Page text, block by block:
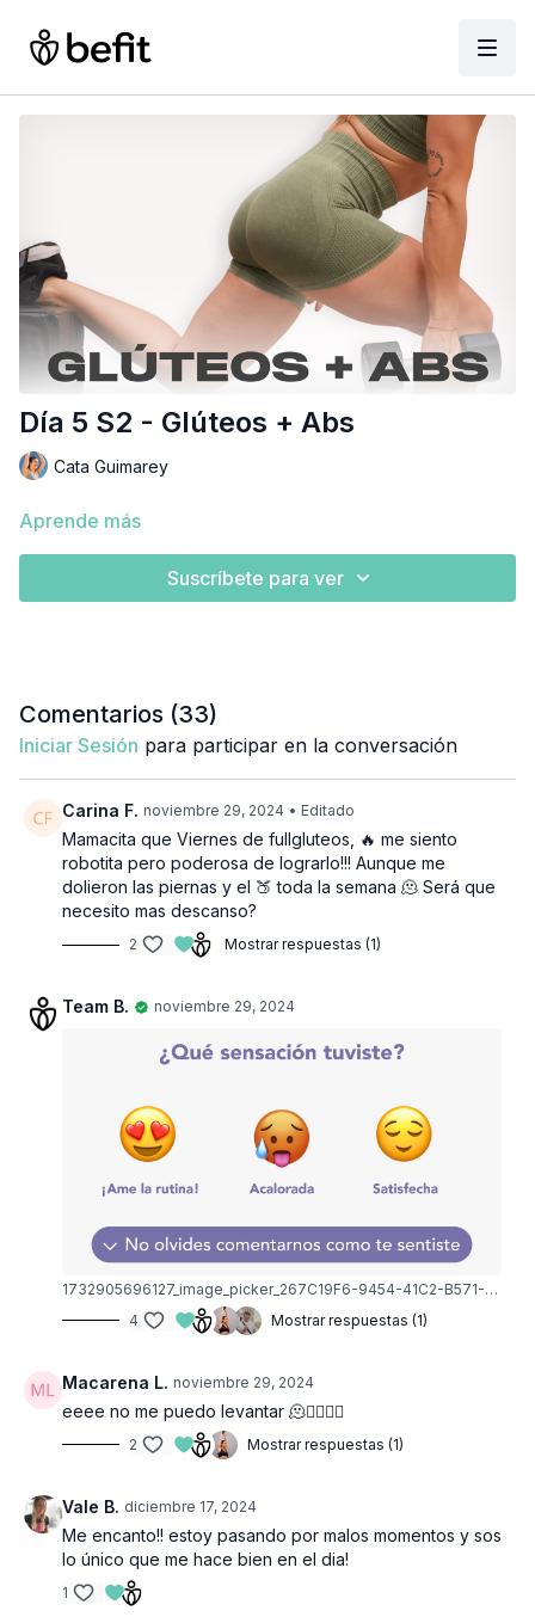
Día 5 S2 - Glúteos + Abs ‎ ‎
Cata Guimarey
Aprende más
Suscríbete para ver
Comentarios (33)
Iniciar Sesión para participar en la conversación
Carina F. noviembre 29, 2024 • Editado
Mamacita que Viernes de fullgluteos, 🔥 me siento
robotita pero poderosa de lograrlo!!! Aunque me
dolieron las piernas y el 🍑 toda la semana 🫠 Será que
necesito mas descanso?
2 Mostrar respuestas (1)
Team B. noviembre 29, 2024
1732905696127_image_picker_267C19F6-9454-41C2-B571-E6306DA2631F-777-000000611E13E372.1732905696.png
4
Mostrar respuestas (1)
Macarena L. noviembre 29, 2024
eeee no me puedo levantar 🫠😮‍💨🔥💜
2 Mostrar respuestas (1)
Vale B. diciembre 17, 2024
Me encanto!! estoy pasando por malos momentos y sos
lo único que me hace bien en el dia!
1